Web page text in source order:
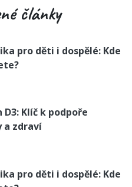
články
pro děti i dospělé: Kde
Klíč k podpoře
a zdraví
pro děti i dospělé: Kde